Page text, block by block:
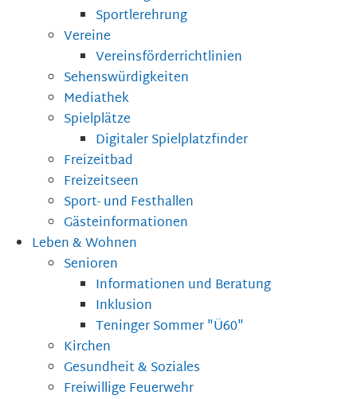
Sportlerehrung
Vereine
Vereinsförderrichtlinien
Sehenswürdigkeiten
Mediathek
Spielplätze
Digitaler Spielplatzfinder
Freizeitbad
Freizeitseen
Sport- und Festhallen
Gästeinformationen
Leben & Wohnen
Senioren
Informationen und Beratung
Inklusion
Teninger Sommer "Ü60"
Kirchen
Gesundheit & Soziales
Freiwillige Feuerwehr